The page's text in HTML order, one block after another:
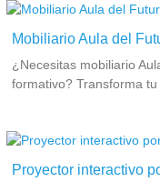
Mobiliario Aula del
¿Necesitas mobiliario
formativo? Transforma tu
Proyector interactivo